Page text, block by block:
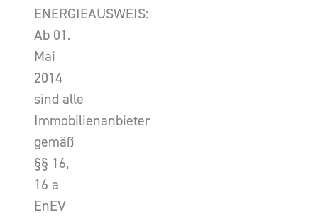
ENERGIEAUSWEIS:
Ab 01.
Mai
2014
sind alle
Immobilienanbieter
gemäß
§§ 16,
16 a
EnEV